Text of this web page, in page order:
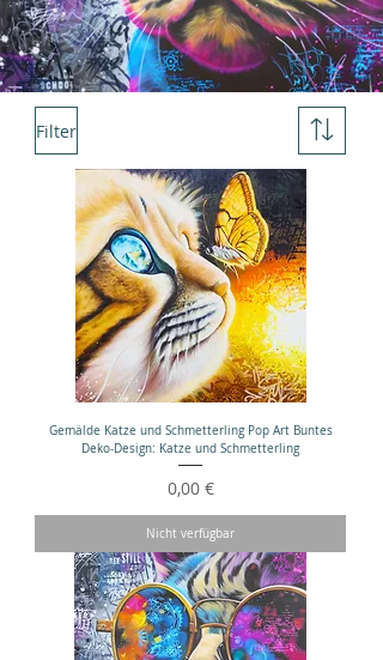
Filter
Gemälde Katze und Schmetterling Pop Art Buntes
Deko-Design: Katze und Schmetterling
Preis
0,00 €
Nicht verfügbar